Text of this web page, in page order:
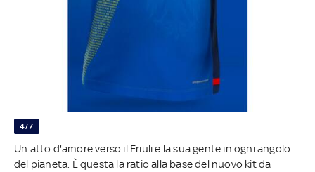
4/7
Un atto d'amore verso il Friuli e la sua gente in ogni angolo
del pianeta. È questa la ratio alla base del nuovo kit da